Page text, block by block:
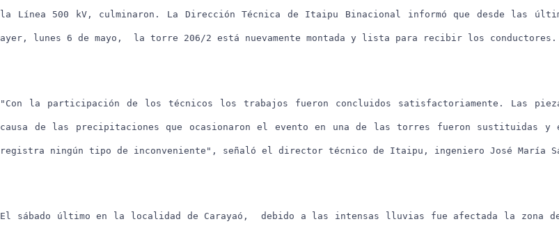
la Línea 500 kV, culminaron. La Dirección Técnica de Itaipu Binacional informó que desde las
ayer, lunes 6 de mayo, la torre 206/2 está nuevamente montada y lista para recibir los conductores.
"Con la participación de los técnicos los trabajos fueron concluidos satisfactoriamente. Las
causa de las precipitaciones que ocasionaron el evento en una de las torres fueron sustituidas y
registra ningún tipo de inconveniente", señaló el director técnico de Itaipu, ingeniero José María
El sábado último en la localidad de Carayaó, debido a las intensas lluvias fue afectada la zona